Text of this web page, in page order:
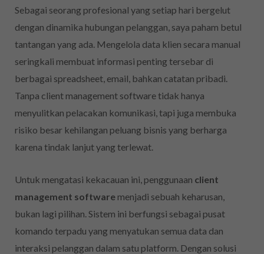
Sebagai seorang profesional yang setiap hari bergelut
dengan dinamika hubungan pelanggan, saya paham betul
tantangan yang ada. Mengelola data klien secara manual
seringkali membuat informasi penting tersebar di
berbagai spreadsheet, email, bahkan catatan pribadi.
Tanpa client management software tidak hanya
menyulitkan pelacakan komunikasi, tapi juga membuka
risiko besar kehilangan peluang bisnis yang berharga
karena tindak lanjut yang terlewat.
Untuk mengatasi kekacauan ini, penggunaan client
management software menjadi sebuah keharusan,
bukan lagi pilihan. Sistem ini berfungsi sebagai pusat
komando terpadu yang menyatukan semua data dan
interaksi pelanggan dalam satu platform. Dengan solusi